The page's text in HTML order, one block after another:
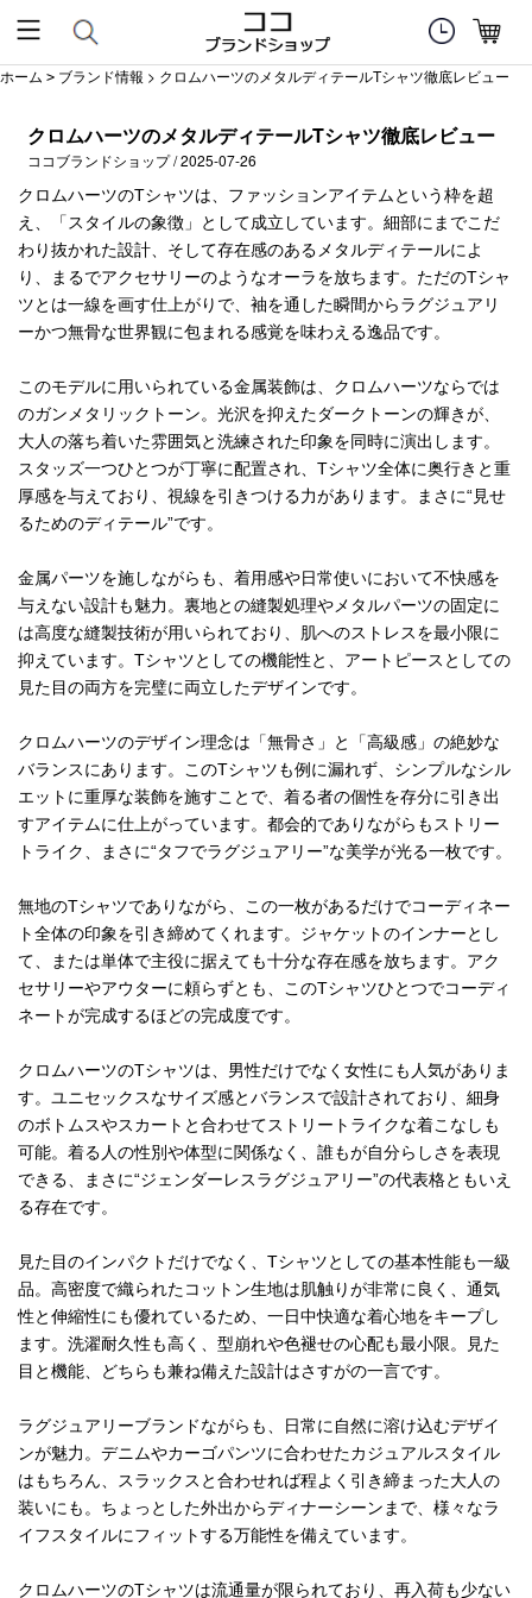
ホーム > ブランド情報 > クロムハーツのメタルディテールTシャツ徹底レビュー
クロムハーツのメタルディテールTシャツ徹底レビュー
ココブランドショップ / 2025-07-26
クロムハーツのTシャツは、ファッションアイテムという枠を超
え、「スタイルの象徴」として成立しています。細部にまでこだ
わり抜かれた設計、そして存在感のあるメタルディテールによ
り、まるでアクセサリーのようなオーラを放ちます。ただのTシャ
ツとは一線を画す仕上がりで、袖を通した瞬間からラグジュアリ
ーかつ無骨な世界観に包まれる感覚を味わえる逸品です。
このモデルに用いられている金属装飾は、クロムハーツならでは
のガンメタリックトーン。光沢を抑えたダークトーンの輝きが、
大人の落ち着いた雰囲気と洗練された印象を同時に演出します。
スタッズ一つひとつが丁寧に配置され、Tシャツ全体に奥行きと重
厚感を与えており、視線を引きつける力があります。まさに“見せ
るためのディテール”です。
金属パーツを施しながらも、着用感や日常使いにおいて不快感を
与えない設計も魅力。裏地との縫製処理やメタルパーツの固定に
は高度な縫製技術が用いられており、肌へのストレスを最小限に
抑えています。Tシャツとしての機能性と、アートピースとしての
見た目の両方を完璧に両立したデザインです。
クロムハーツのデザイン理念は「無骨さ」と「高級感」の絶妙な
バランスにあります。このTシャツも例に漏れず、シンプルなシル
エットに重厚な装飾を施すことで、着る者の個性を存分に引き出
すアイテムに仕上がっています。都会的でありながらもストリー
トライク、まさに“タフでラグジュアリー”な美学が光る一枚です。
無地のTシャツでありながら、この一枚があるだけでコーディネー
ト全体の印象を引き締めてくれます。ジャケットのインナーとし
て、または単体で主役に据えても十分な存在感を放ちます。アク
セサリーやアウターに頼らずとも、このTシャツひとつでコーディ
ネートが完成するほどの完成度です。
クロムハーツのTシャツは、男性だけでなく女性にも人気がありま
す。ユニセックスなサイズ感とバランスで設計されており、細身
のボトムスやスカートと合わせてストリートライクな着こなしも
可能。着る人の性別や体型に関係なく、誰もが自分らしさを表現
できる、まさに“ジェンダーレスラグジュアリー”の代表格ともいえ
る存在です。
見た目のインパクトだけでなく、Tシャツとしての基本性能も一級
品。高密度で織られたコットン生地は肌触りが非常に良く、通気
性と伸縮性にも優れているため、一日中快適な着心地をキープし
ます。洗濯耐久性も高く、型崩れや色褪せの心配も最小限。見た
目と機能、どちらも兼ね備えた設計はさすがの一言です。
ラグジュアリーブランドながらも、日常に自然に溶け込むデザイ
ンが魅力。デニムやカーゴパンツに合わせたカジュアルスタイル
はもちろん、スラックスと合わせれば程よく引き締まった大人の
装いにも。ちょっとした外出からディナーシーンまで、様々なラ
イフスタイルにフィットする万能性を備えています。
クロムハーツのTシャツは流通量が限られており、再入荷も少ない